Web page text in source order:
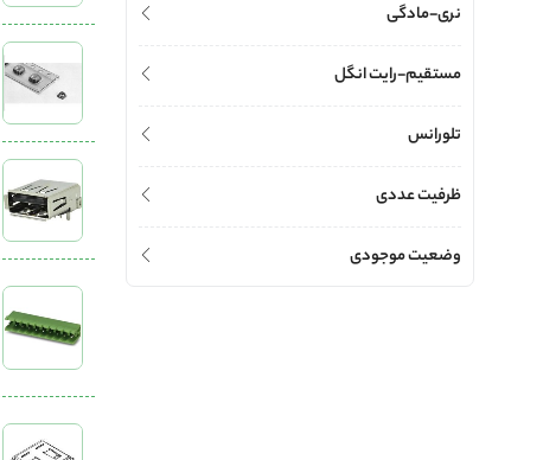
نری-مادگی
مستقیم-رایت انگل
تلورانس
ظرفیت عددی
وضعیت موجودی